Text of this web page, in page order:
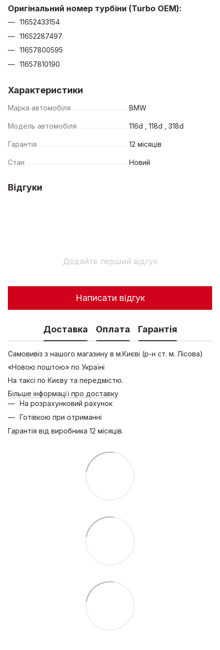
Оригінальний номер турбіни (Turbo OEM):
11652433154
11652287497
11657800595
11657810190
Характеристики
Марка автомобіля BMW
Модель автомобіля 116d , 118d , 318d
Гарантія 12 місяців
Стан Новий
Відгуки
Додайте перший відгук
Написати відгук
Доставка Оплата Гарантія
Самовивіз з нашого магазину в м.Києві (р-н ст. м. Лісова)
«Новою поштою» по Україні
На таксі по Києву та передмістю.
Більше інформації про доставку
На розрахунковий рахунок
Готівкою при отриманні
Гарантія від виробника 12 місяців.